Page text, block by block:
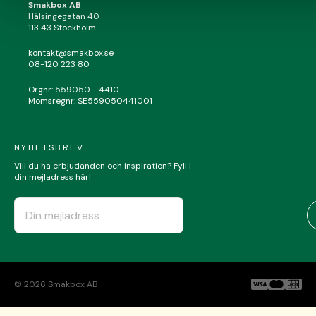
Smakbox AB
Hälsingegatan 40
113 43 Stockholm
kontakt@smakbox.se
08-120 223 80
Orgnr: 559050 - 4410
Momsregnr: SE559050441001
NYHETSBREV
Vill du ha erbjudanden och inspiration? Fyll i
din mejladress här!
© 2026 Smakbox AB